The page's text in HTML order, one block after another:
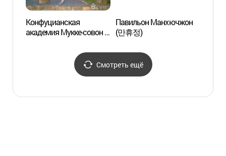
Конфуцианская
академия Мукке-совон и
клана Кимов Андона
(묵계서원 및 안동김씨
Павильон Манхючжон
(만휴정)
Смотреть ещё